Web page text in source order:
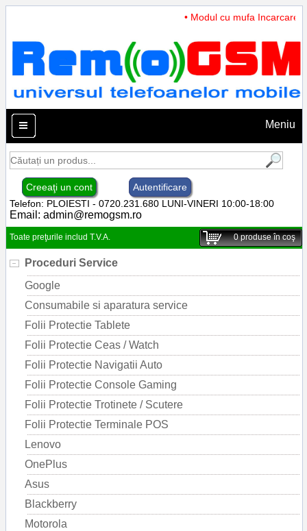
• Modul cu mufa Incarcare si
Meniu
Creeaţi un cont
Autentificare
Telefon: PLOIESTI - 0720.231.680 LUNI-VINERI 10:00-18:00
Email: admin@remogsm.ro
Toate preţurile includ T.V.A. 0produse în coş
Proceduri Service
Google
Consumabile si aparatura service
Folii Protectie Tablete
Folii Protectie Ceas / Watch
Folii Protectie Navigatii Auto
Folii Protectie Console Gaming
Folii Protectie Trotinete / Scutere
Folii Protectie Terminale POS
Lenovo
OnePlus
Asus
Blackberry
Motorola